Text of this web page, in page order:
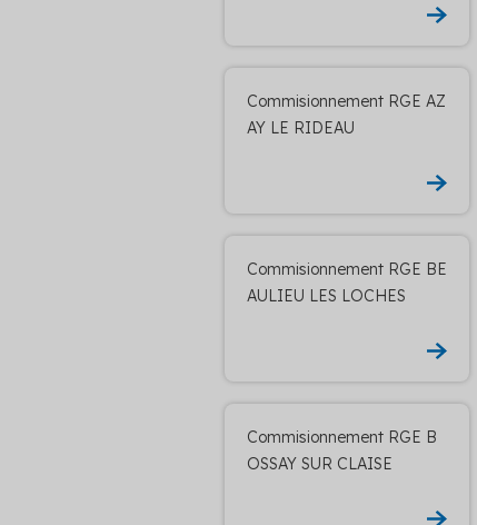
Commisionnement RGE AZ
AY LE RIDEAU
Commisionnement RGE BE
AULIEU LES LOCHES
Commisionnement RGE B
OSSAY SUR CLAISE